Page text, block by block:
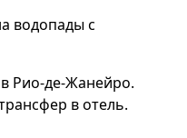
водопады с
Рио-де-Жанейро.
в отель.